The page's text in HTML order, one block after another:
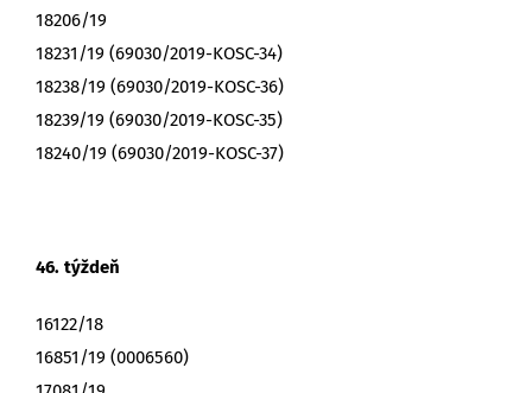
18206/19
18231/19 (69030/2019-KOSC-34)
18238/19 (69030/2019-KOSC-36)
18239/19 (69030/2019-KOSC-35)
18240/19 (69030/2019-KOSC-37)
46. týždeň
16122/18
16851/19 (0006560)